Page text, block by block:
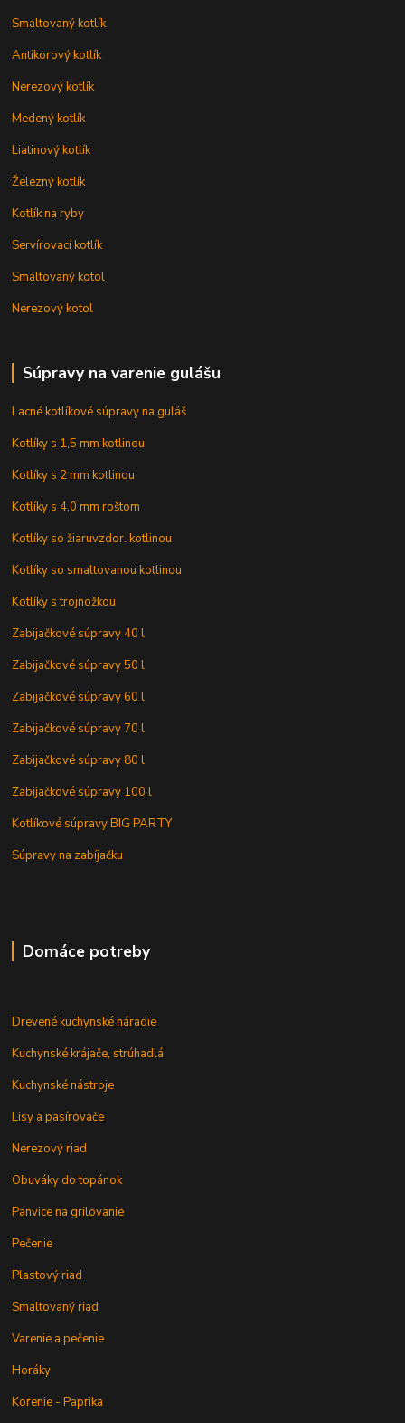
Smaltovaný kotlík
Antikorový kotlík
Nerezový kotlík
Medený kotlík
Liatinový kotlík
Železný kotlík
Kotlík na ryby
Servírovací kotlík
Smaltovaný kotol
Nerezový kotol
Súpravy na varenie gulášu
Lacné kotlíkové súpravy na guláš
Kotlíky s 1,5 mm kotlinou
Kotlíky s 2 mm kotlinou
Kotlíky s 4,0 mm roštom
Kotlíky so žiaruvzdor. kotlinou
Kotlíky so smaltovanou kotlinou
Kotlíky s trojnožkou
Zabijačkové súpravy 40 l
Zabijačkové súpravy 50 l
Zabijačkové súpravy 60 l
Zabijačkové súpravy 70 l
Zabijačkové súpravy 80 l
Zabijačkové súpravy 100 l
Kotlíkové súpravy BIG PARTY
Súpravy na zabíjačku
Domáce potreby
Drevené kuchynské náradie
Kuchynské krájače, strúhadlá
Kuchynské nástroje
Lisy a pasírovače
Nerezový riad
Obuváky do topánok
Panvice na grilovanie
Pečenie
Plastový riad
Smaltovaný riad
Varenie a pečenie
Horáky
Korenie - Paprika